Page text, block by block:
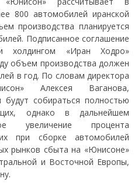
800 автомобилей иранской
производства планируется
Подписанное соглашение
«Иран Ходро»
объем производства должен
в год. По словам директора
Алексея Ваганова,
собираться полностью
однако в дальнейшем
увеличение процента
при сборке автомобилей
рынков сбыта на «Юнисоне»
и Восточной Европы,